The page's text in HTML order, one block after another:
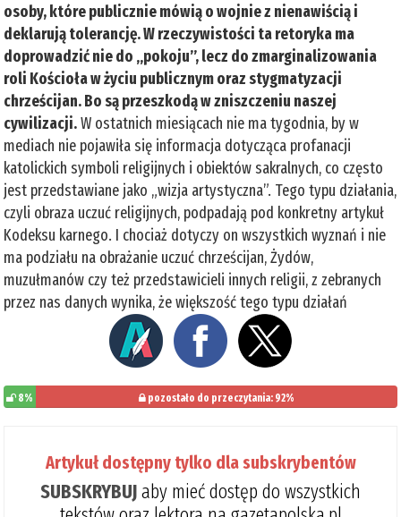
osoby, które publicznie mówią o wojnie z nienawiścią i
deklarują tolerancję. W rzeczywistości ta retoryka ma
doprowadzić nie do „pokoju”, lecz do zmarginalizowania
roli Kościoła w życiu publicznym oraz stygmatyzacji
chrześcijan. Bo są przeszkodą w zniszczeniu naszej
cywilizacji.W ostatnich miesiącach nie ma tygodnia, by w
mediach nie pojawiła się informacja dotycząca profanacji
katolickich symboli religijnych i obiektów sakralnych, co często
jest przedstawiane jako „wizja artystyczna”. Tego typu działania,
czyli obraza uczuć religijnych, podpadają pod konkretny artykuł
Kodeksu karnego. I chociaż dotyczy on wszystkich wyznań i nie
ma podziału na obrażanie uczuć chrześcijan, Żydów,
muzułmanów czy też przedstawicieli innych religii, z zebranych
przez nas danych wynika, że większość tego typu działań
8% pozostało do przeczytania: 92%
Artykuł dostępny tylko dla subskrybentów
SUBSKRYBUJaby mieć dostęp do wszystkich